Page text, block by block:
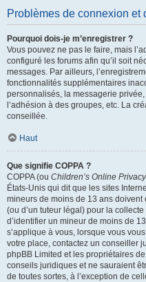
Problèmes de connexion et
Pourquoi dois-je m’enregistrer ?
Vous pouvez ne pas le faire, mais
configuré les forums afin qu’il soit
messages. Par ailleurs,
fonctionnalités supplémentaires
personnalisés, la messagerie
l’adhésion à des groupes, etc. La
conseillée.
Haut
Que signifie COPPA ?
COPPA (ou Children’s Online
États-Unis qui dit que les sites
mineurs de moins de 13 ans
(ou d’un tuteur légal) pour la
d’identifier un mineur de moins de
s’applique à vous, lorsque vous
votre place, contactez un conseiller
phpBB Limited et les propriétaires
conseils juridiques et ne sauraient
de toutes sortes, à l’exception de